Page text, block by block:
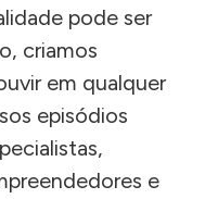
pode ser
criamos
em qualquer
episódios
e